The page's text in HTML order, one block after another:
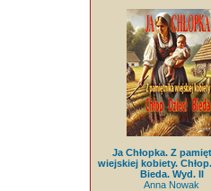
Ja Chłopka. Z
wiejskiej kobiety.
Bieda. Wyd. II
Anna Nowak